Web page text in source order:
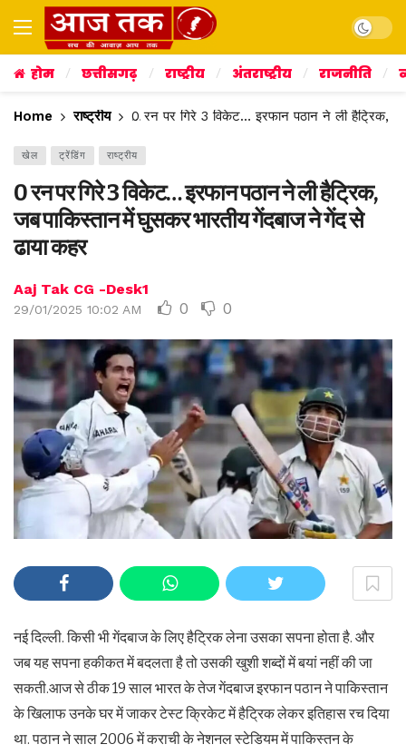
Dark
होम छत्तीसगढ़ राष्ट्रीय अंतराष्ट्रीय राजनीति
Home राष्ट्रीय 0 रन पर गिरे 3 विकेट… इरफान पठान ने ली हैट्रिक,
खेल ट्रेंडिंग राष्ट्रीय
0 रन पर गिरे 3 विकेट… इरफान पठान ने ली हैट्रिक,
जब पाकिस्तान में घुसकर भारतीय गेंदबाज ने गेंद से
ढाया कहर
Aaj Tak CG -Desk1
29/01/2025 10:02 AM 0 0
नई दिल्ली. किसी भी गेंदबाज के लिए हैट्रिक लेना उसका सपना होता है. और
जब यह सपना हकीकत में बदलता है तो उसकी खुशी शब्दों में बयां नहीं की जा
सकती.आज से ठीक 19 साल भारत के तेज गेंदबाज इरफान पठान ने पाकिस्तान
के खिलाफ उनके घर में जाकर टेस्ट क्रिकेट में हैट्रिक लेकर इतिहास रच दिया
था. पठान ने साल 2006 में कराची के नेशनल स्टेडियम में पाकिस्तन के